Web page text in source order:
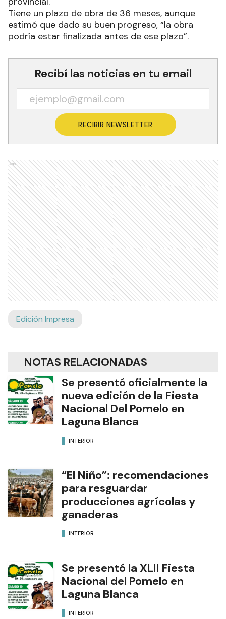
Tiene un plazo de obra de 36 meses, aunque
estimó que dado su buen progreso, “la obra
podría estar finalizada antes de ese plazo”.
Recibí las noticias en tu email
RECIBIR NEWSLETTER
Ads
Edición Impresa
NOTAS RELACIONADAS
Se presentó oficialmente la
nueva edición de la Fiesta
Nacional Del Pomelo en
Laguna Blanca
INTERIOR
“El Niño”: recomendaciones
para resguardar
producciones agrícolas y
ganaderas
INTERIOR
Se presentó la XLII Fiesta
Nacional del Pomelo en
Laguna Blanca
INTERIOR